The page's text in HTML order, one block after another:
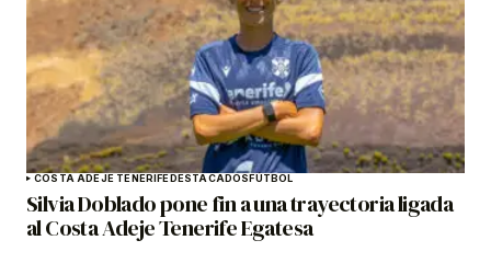
COSTA ADEJE TENERIFEDESTACADOSFÚTBOL
Silvia Doblado pone fin a una trayectoria ligada
al Costa Adeje Tenerife Egatesa